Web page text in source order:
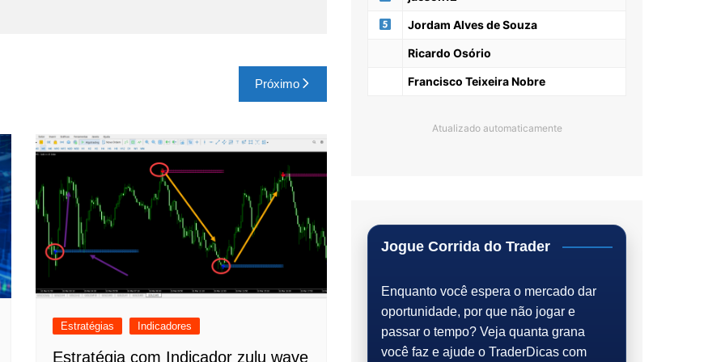
Próximo
Estratégias Indicadores
Estratégia com Indicador zulu wave
Jordam Alves de Souza
Ricardo Osório
Francisco Teixeira Nobre
Atualizado automaticamente
Jogue Corrida do Trader
Enquanto você espera o mercado dar
oportunidade, por que não jogar e
passar o tempo? Veja quanta grana
você faz e ajude o TraderDicas com